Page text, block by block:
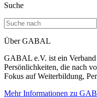
Suche
Über GABAL
GABAL e.V. ist ein
Persönlichkeiten, die nach
Fokus auf Weiterbildung,
Mehr Informationen zu